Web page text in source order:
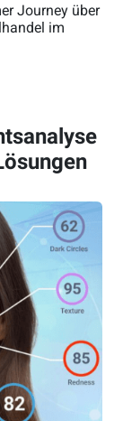
Journey über
im